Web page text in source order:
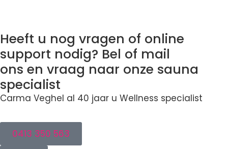
Heeft u nog vragen of online
support nodig? Bel of mail
ons en vraag naar onze sauna
specialist
Carma Veghel al 40 jaar u Wellness specialist
0413 350 563